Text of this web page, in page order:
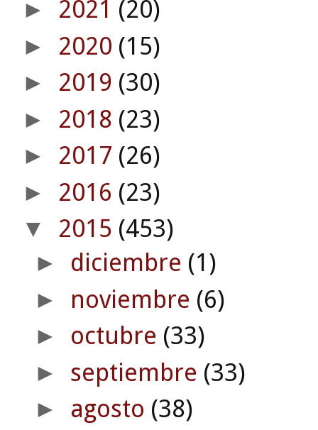
► 2021 (20)
► 2020 (15)
► 2019 (30)
► 2018 (23)
► 2017 (26)
► 2016 (23)
▼ 2015 (453)
► diciembre (1)
► noviembre (6)
► octubre (33)
► septiembre (33)
► agosto (38)